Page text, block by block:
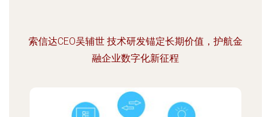
索信达CEO吴辅世 技术研发锚定长期价值，护航金
融企业数字化新征程